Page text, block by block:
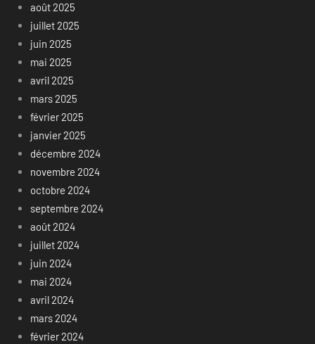
août 2025
juillet 2025
juin 2025
mai 2025
avril 2025
mars 2025
février 2025
janvier 2025
décembre 2024
novembre 2024
octobre 2024
septembre 2024
août 2024
juillet 2024
juin 2024
mai 2024
avril 2024
mars 2024
février 2024